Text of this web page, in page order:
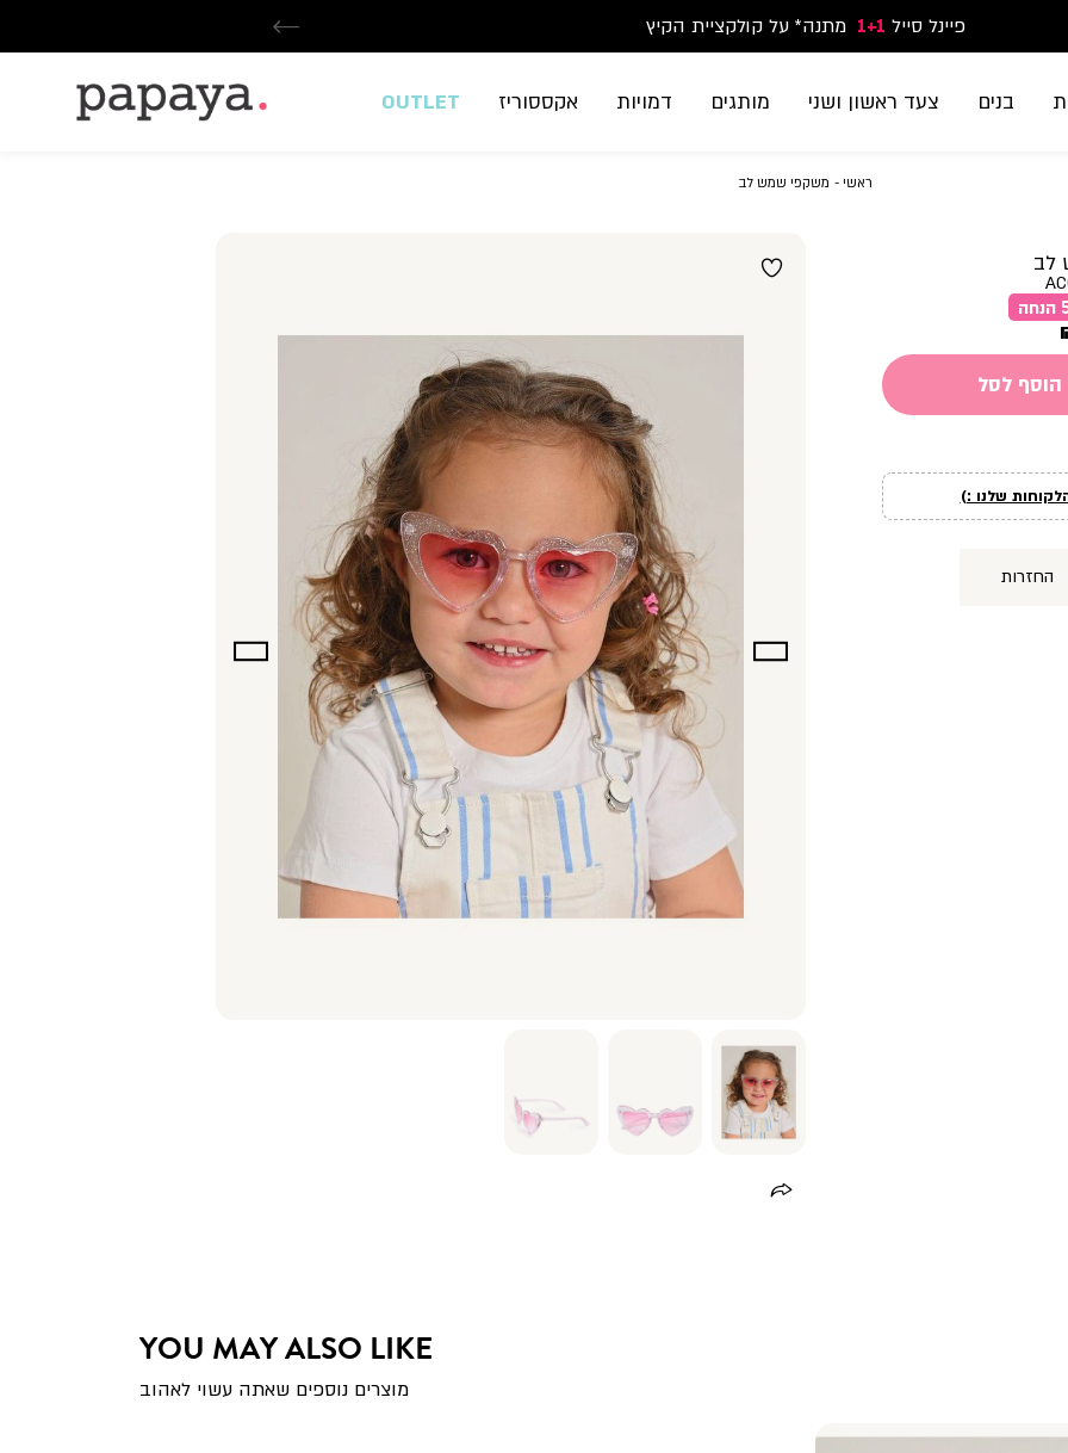
משלוח חינם בקנייה מעל 299₪ | זמני אספקה עד 5 ימי עסקים
פיינל סייל 1+1 מתנה* על קולקציית הקיץ
נעלי ספורט וסניקרס זוג שני החל מ-59.90
בנים צעד ראשון ושני מותגים דמויות אקססוריז OUTLET
ראשי ראשי
משקפי שמש לבמשקפי
לב
הוסף לסל
שלנו :)
החזרות
YOU MAY ALSO LIKE
מוצרים נוספים שאתה עשוי לאהוב